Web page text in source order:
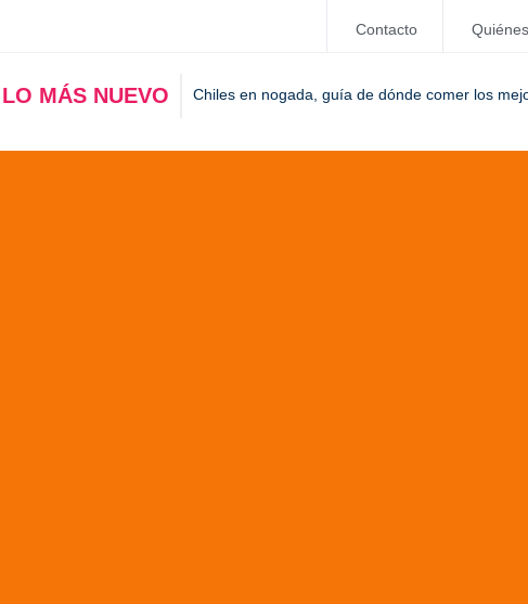
Contacto
LO MÁS NUEVO Chiles en nogada, guía de dónde comer los